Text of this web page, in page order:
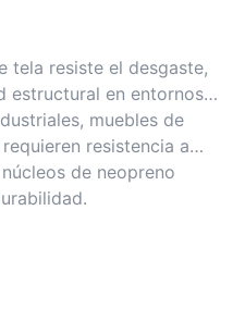
tela resiste el desgaste,
estructural en entornos
muebles de
resistencia a
de neopreno